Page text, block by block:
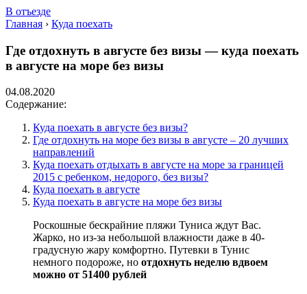
В отъезде
Главная › Куда поехать
Где отдохнуть в августе без визы — куда поехать
в августе на море без визы
04.08.2020
Содержание:
Куда поехать в августе без визы?
Где отдохнуть на море без визы в августе – 20 лучших
направлений
Куда поехать отдыхать в августе на море за границей
2015 с ребенком, недорого, без визы?
Куда поехать в августе
Куда поехать в августе на море без визы
Роскошные бескрайние пляжи Туниса ждут Вас.
Жарко, но из-за небольшой влажности даже в 40-
градусную жару комфортно. Путевки в Тунис
немного подороже, но отдохнуть неделю вдвоем
можно от 51400 рублей